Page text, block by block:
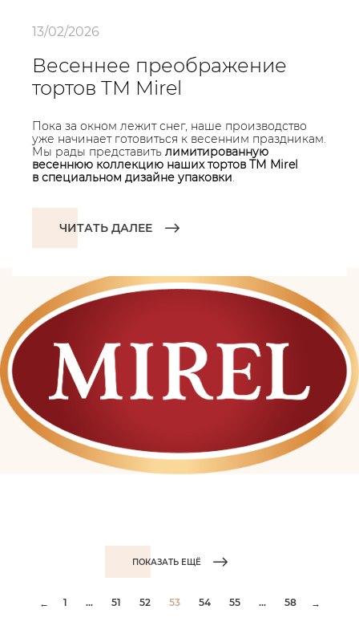
13/02/2026
Весеннее преображение
тортов ТМ Mirel
Пока за окном лежит снег, наше производство
уже начинает готовиться к весенним праздникам.
Мы рады представить лимитированную
весеннюю коллекцию наших тортов ТМ Mirel
в специальном дизайне упаковки.
ЧИТАТЬ ДАЛЕЕ
ПОКАЗАТЬ ЕЩЁ
← 1 ... 51 52 53 54 55 ... 58 →